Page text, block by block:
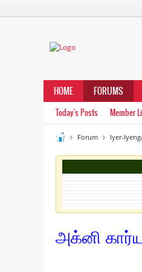
HOME FORUMS
Today's Posts Member
Forum Iyer-
அக்னி